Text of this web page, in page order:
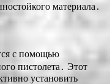
материала․
с помощью
пистолета․ Этот
установить